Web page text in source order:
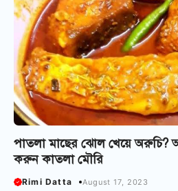
পাতলা মাছের ঝোল খেয়ে অরুচি?
করুন কাতলা মৌরি
Rimi Datta August 17, 2023